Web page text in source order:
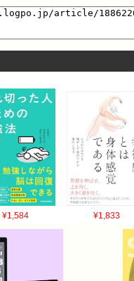
¥1,584 ¥1,833